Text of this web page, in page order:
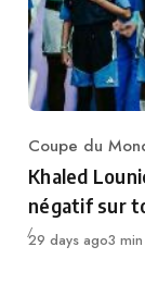
Category
Coupe du
Khaled
négatif sur
Publié
29 days ago3